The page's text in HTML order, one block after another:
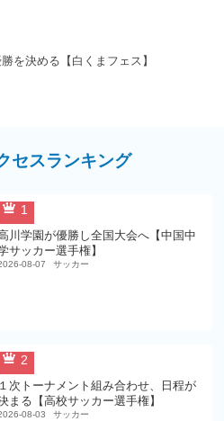
を決める【白くまフェス】
セスランキング
1
川学園が優勝し全国大会へ【中国中
サッカー選手権】
08-07 サッカー
2
１次トーナメント組み合わせ、日程が
まる【高校サッカー選手権】
08-03 サッカー